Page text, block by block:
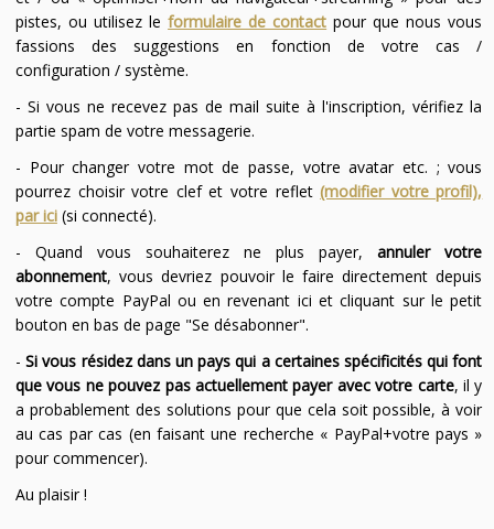
pistes, ou utilisez leformulaire de contact pour que nous vous
fassions des suggestions en fonction de votre cas /
configuration / système.
- Si vous ne recevez pas de mail suite à l'inscription, vérifiez la
partie spam de votre messagerie.
- Pour changer votre mot de passe, votre avatar etc. ; vous
pourrez choisir votre clef et votre reflet(modifier votre profil),
par ici(si connecté).
- Quand vous souhaiterez ne plus payer,annuler votre
abonnement, vous devriez pouvoir le faire directement depuis
votre compte PayPal ou en revenant ici et cliquant sur le petit
bouton en bas de page "Se désabonner".
-Si vous résidez dans un pays qui a certaines spécificités qui font
que vous ne pouvez pas actuellement payer avec votre carte, il y
a probablement des solutions pour que cela soit possible, à voir
au cas par cas (en faisant une recherche « PayPal+votre pays »
pour commencer).
Au plaisir !